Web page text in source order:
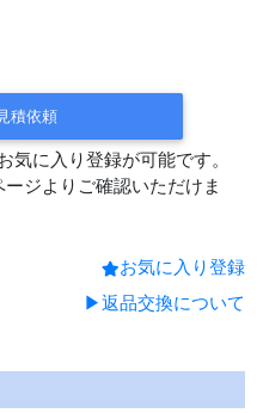
積依頼
気に入り登録が可能です。
ジよりご確認いただけま
お気に入り登録
▶返品交換について